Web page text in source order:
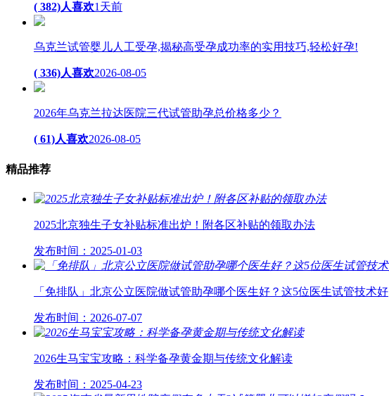
( 382)人喜欢1天前
乌克兰试管婴儿人工受孕,揭秘高受孕成功率的实用技巧,轻松好孕!
( 336)人喜欢2026-08-05
2026年乌克兰拉达医院三代试管助孕总价格多少？
( 61)人喜欢2026-08-05
精品推荐
2025北京独生子女补贴标准出炉！附各区补贴的领取办法
发布时间：2025-01-03
「免排队」北京公立医院做试管助孕哪个医生好？这5位医生试管技术好
发布时间：2026-07-07
2026生马宝宝攻略：科学备孕黄金期与传统文化解读
发布时间：2025-04-23